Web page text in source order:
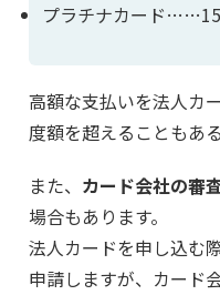
プラチナカード
高額な支払いを法人カ
度額を超えることもあ
また、 カード会社の審
場合もあります。
法人カードを申し込む
申請しますが、カード